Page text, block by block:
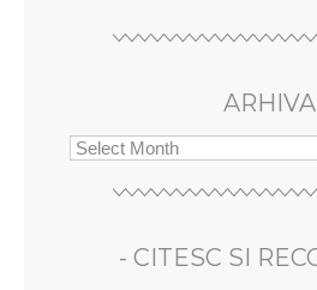
ARHIVA
- CITESC SI